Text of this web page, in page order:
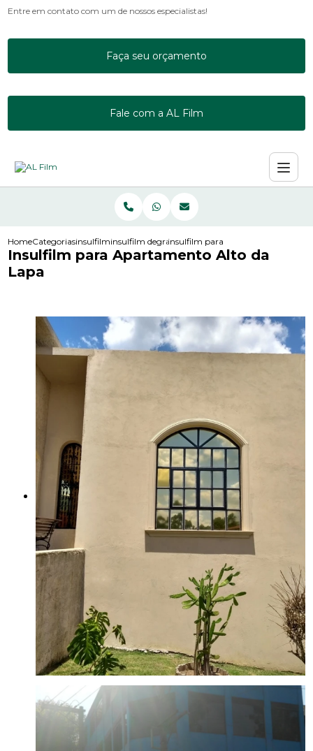
Entre em contato com um de nossos especialistas!
Faça seu orçamento
Fale com a AL Film
HomeCategoriasinsulfilminsulfilm degradeinsulfilm para apartamento alto da
Insulfilm para Apartamento Alto da
Lapa